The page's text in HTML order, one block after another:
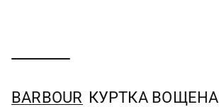
BARBOUR КУРТКА ВОЩЕНА